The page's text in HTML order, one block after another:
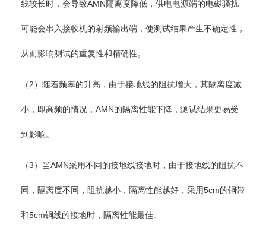
线较长时，会导致AMN隔离度降低，供电电源端的电磁骚扰
可能会串入接收机的射频输出端，使测试结果产生不确定性，
从而影响测试的重复性和精确性。
（2）随着频率的升高，由于接地线的阻抗增大，其隔离度减
小，即高频的情况，AMN的隔离性能下降，测试结果更易受
到影响。
（3）当AMN采用不同的接地线接地时，由于接地线的阻抗不
同，隔离度不同，阻抗越小，隔离性能越好，采用5cm的铜带
和5cm铜线的接地时，隔离性能最佳。